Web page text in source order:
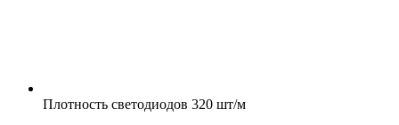
Плотность светодиодов 320 шт/м